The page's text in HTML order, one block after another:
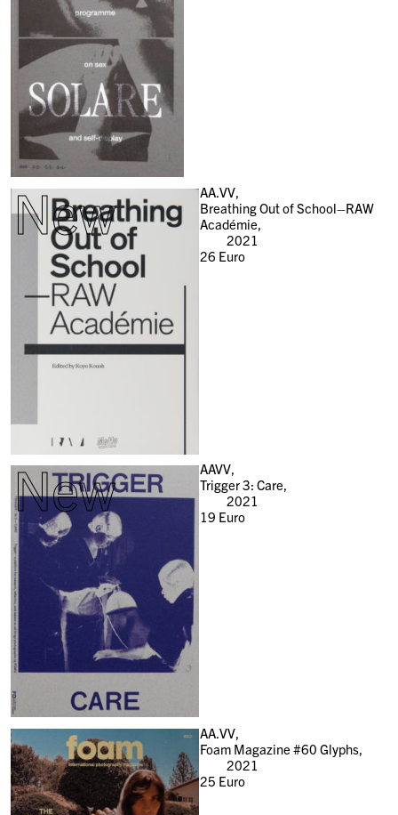
New
AA.VV,
Breathing Out of School–RAW
Académie,
2021
26 Euro
New
AAVV,
Trigger 3: Care,
2021
19 Euro
AA.VV,
Foam Magazine #60 Glyphs,
2021
25 Euro